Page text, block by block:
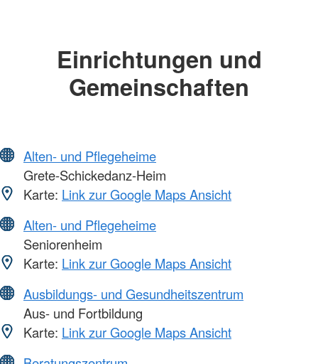
Einrichtungen und
Gemeinschaften
Alten- und Pflegeheime
Grete-Schickedanz-Heim
Karte: Link zur Google Maps Ansicht
Alten- und Pflegeheime
Seniorenheim
Karte: Link zur Google Maps Ansicht
Ausbildungs- und Gesundheitszentrum
Aus- und Fortbildung
Karte: Link zur Google Maps Ansicht